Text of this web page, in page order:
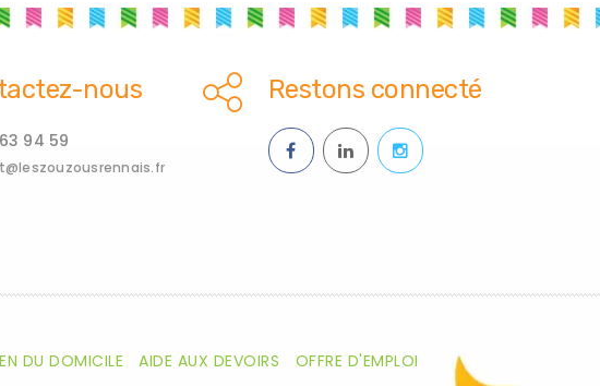
nous
94 59
Restons connecté
DU DOMICILE AIDE AUX DEVOIRS OFFRE D'EMPLOI